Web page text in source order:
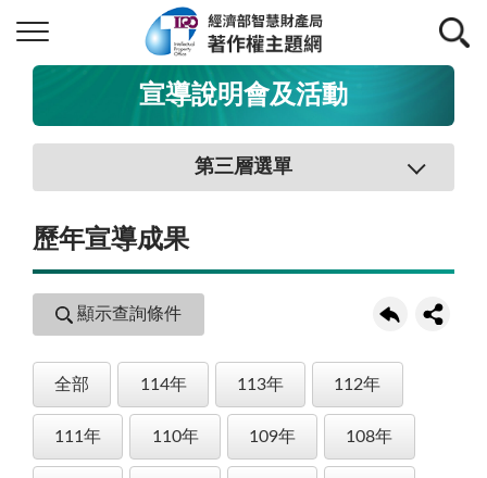
宣導說明會及活動
第三層選單
歷年宣導成果
顯示查詢條件
全部 114年 113年 112年
111年 110年 109年 108年